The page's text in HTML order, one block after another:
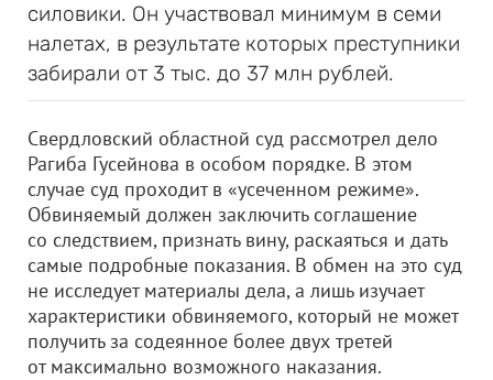
силовики. Он участвовал минимум в семи
налетах, в результате которых преступники
забирали от 3 тыс. до 37 млн рублей.
Свердловский областной суд рассмотрел дело
Рагиба Гусейнова в особом порядке. В этом
случае суд проходит в «усеченном режиме».
Обвиняемый должен заключить соглашение
со следствием, признать вину, раскаяться и дать
самые подробные показания. В обмен на это суд
не исследует материалы дела, а лишь изучает
характеристики обвиняемого, который не может
получить за содеянное более двух третей
от максимально возможного наказания.